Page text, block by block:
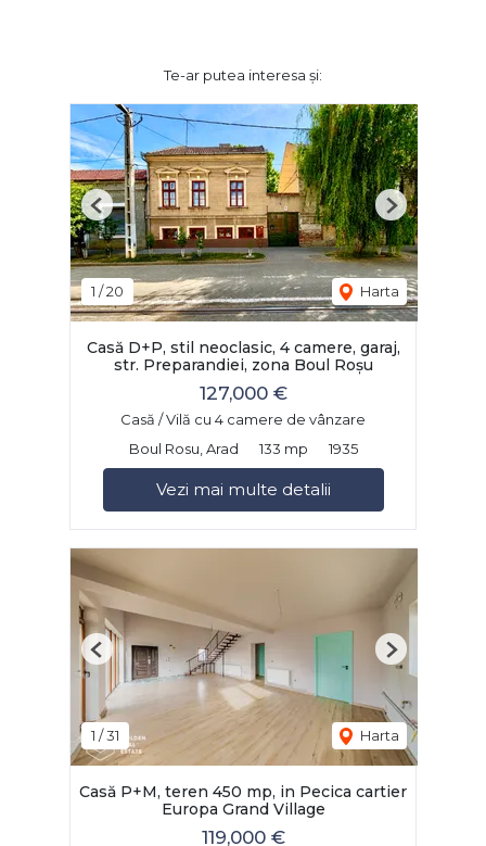
Te-ar putea interesa și:
1 /20 Harta
Previous Next
Casă D+P, stil neoclasic, 4 camere, garaj,
str. Preparandiei, zona Boul Roșu
127,000 €
Casă / Vilă cu 4 camere de vânzare
Boul Rosu, Arad
133 mp 1935
Vezi mai multe detalii
1 /31 Harta
Previous Next
Casă P+M, teren 450 mp, in Pecica cartier
Europa Grand Village
119,000 €